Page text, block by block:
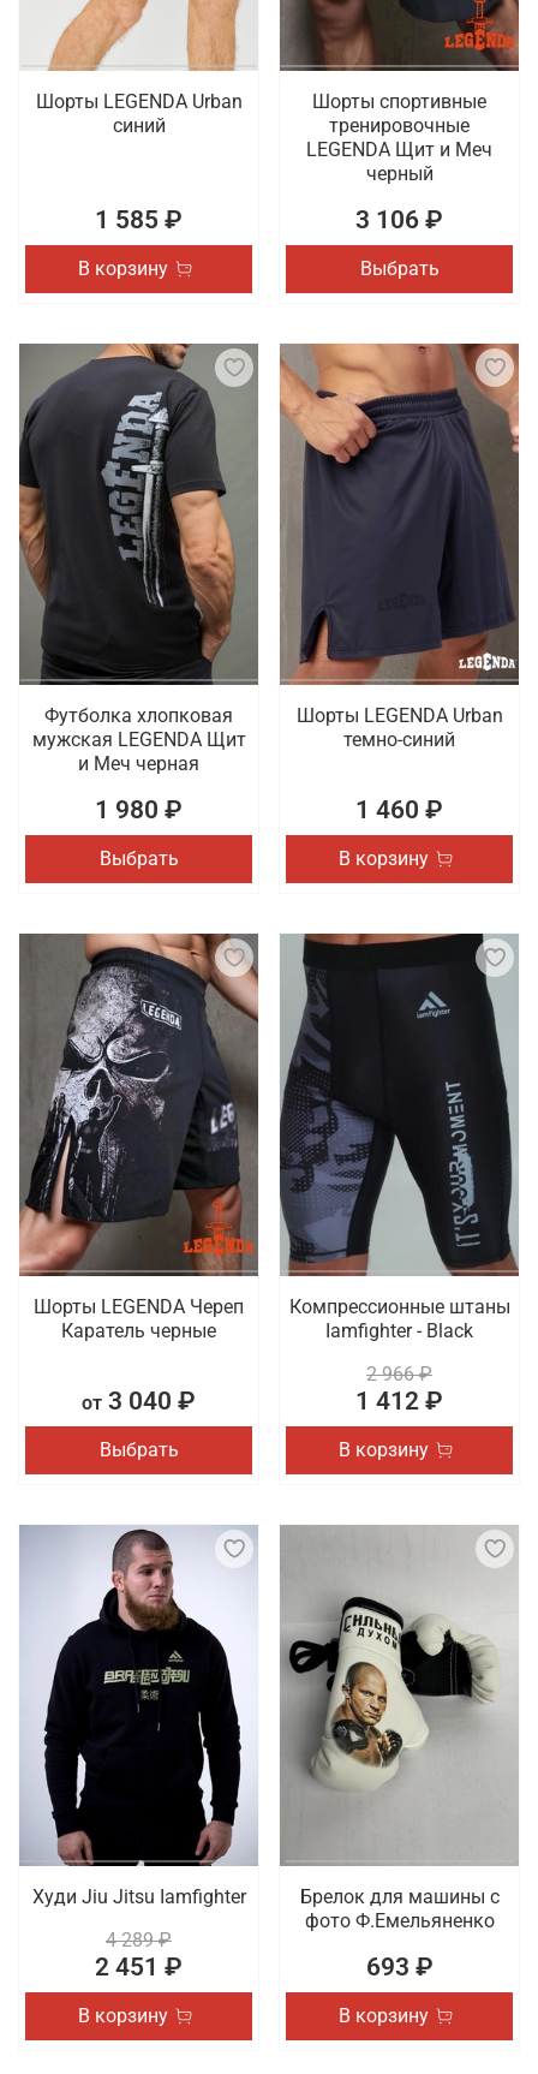
Шорты LEGENDA Urban
синий
1 585 ₽
В корзину
Шорты спортивные
тренировочные
LEGENDA Щит и Меч
черный
3 106 ₽
Выбрать
Футболка хлопковая
мужская LEGENDA Щит
и Меч черная
1 980 ₽
Выбрать
Шорты LEGENDA Urban
темно-синий
1 460 ₽
В корзину
Шорты LEGENDA Череп
Каратель черные
от 3 040 ₽
Выбрать
Компрессионные штаны
Iamfighter - Black
2 966 ₽
1 412 ₽
В корзину
Худи Jiu Jitsu Iamfighter
4 289 ₽
2 451 ₽
В корзину
Брелок для машины с
фото Ф.Емельяненко
693 ₽
В корзину